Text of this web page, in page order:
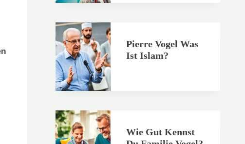
Pierre Vogel Was
Ist Islam?
Wie Gut Kennst